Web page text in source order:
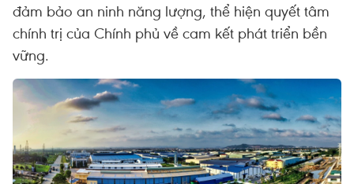
đảm bảo an ninh năng lượng, thể hiện quyết tâm
chính trị của Chính phủ về cam kết phát triển bền
vững.